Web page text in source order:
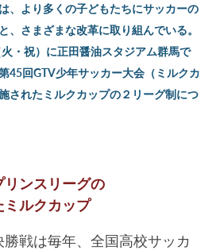
、より多くの子どもたちにサッカーの
、さまざまな改革に取り組んでいる。
・祝）に正田醤油スタジアム群馬で
45回GTV少年サッカー大会（ミルクカ
されたミルクカップの２リーグ制につ
ンスリーグの
ミルクカップ
戦は毎年、全国高校サッカ